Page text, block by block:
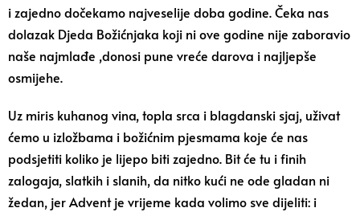
i zajedno dočekamo najveselije doba godine. Čeka nas
dolazak Djeda Božićnjaka koji ni ove godine nije zaboravio
naše najmlađe ,donosi pune vreće darova i najljepše
osmijehe.
Uz miris kuhanog vina, topla srca i blagdanski sjaj, uživat
ćemo u izložbama i božićnim pjesmama koje će nas
podsjetiti koliko je lijepo biti zajedno. Bit će tu i finih
zalogaja, slatkih i slanih, da nitko kući ne ode gladan ni
žedan, jer Advent je vrijeme kada volimo sve dijeliti: i